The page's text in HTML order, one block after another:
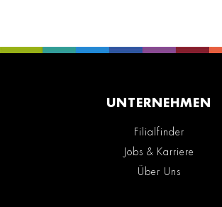
UNTERNEHMEN
Filialfinder
Jobs & Karriere
Über Uns